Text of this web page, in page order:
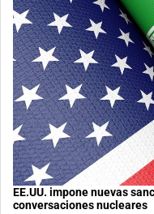
EE.UU. impone nuevas
conversaciones nucleares